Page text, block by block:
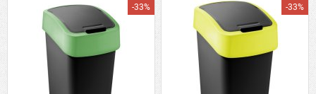
-33% -33%